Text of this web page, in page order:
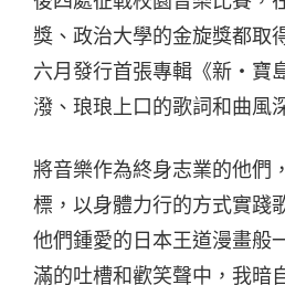
獎、政治大學的金旋獎都取
六月發行首張專輯《新・寶
潑、琅琅上口的歌詞和曲風
將音樂作為終身志業的他們
標，以身體力行的方式實踐
他們鍾愛的日本王道漫畫般
滿的吐槽和歡笑聲中，我暗